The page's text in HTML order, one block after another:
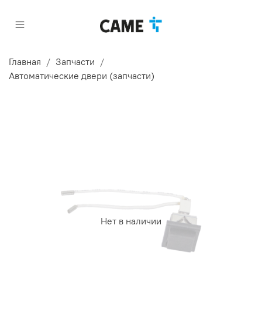
Главная
Запчасти
Автоматические двери (запчасти)
Нет в наличии